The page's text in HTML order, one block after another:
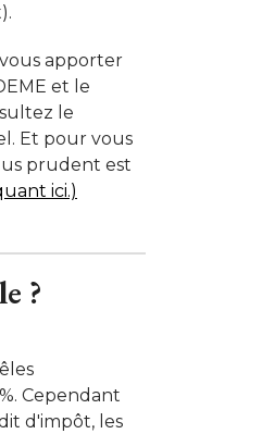
apporter
et le
le
Et pour vous
prudent est
ici.)
?
Cependant
d'impôt, les